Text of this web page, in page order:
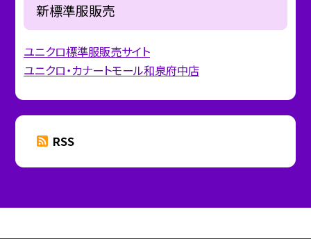
新標準服販売
ユニクロ標準服販売サイト
ユニクロ・カナートモール和泉府中店
RSS